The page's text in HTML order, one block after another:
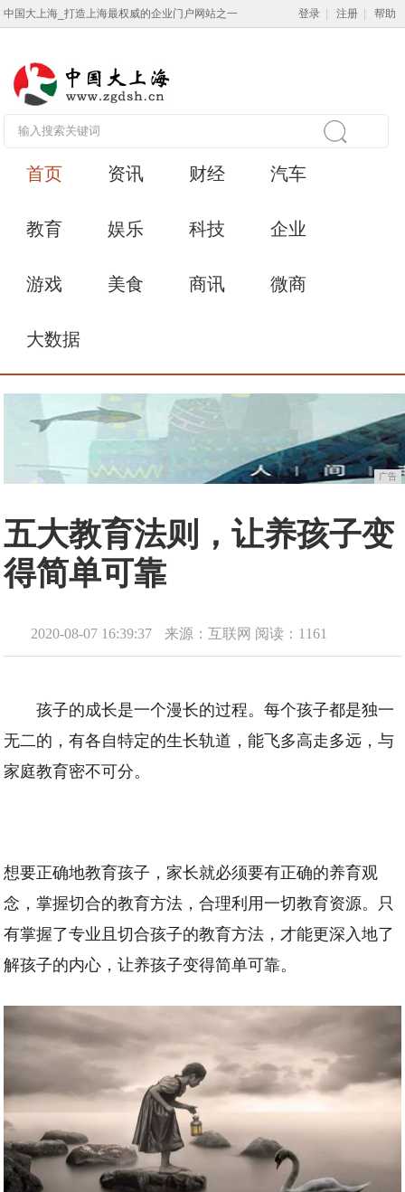
中国大上海_打造上海最权威的企业门户网站之一 登录 注册 帮助
首页 资讯 财经 汽车
教育 娱乐 科技 企业
游戏 美食 商讯 微商
大数据
广告
五大教育法则，让养孩子变
得简单可靠
2020-08-07 16:39:37 来源：互联网 阅读：1161
孩子的成长是一个漫长的过程。每个孩子都是独一
无二的，有各自特定的生长轨道，能飞多高走多远，与
家庭教育密不可分。
想要正确地教育孩子，家长就必须要有正确的养育观
念，掌握切合的教育方法，合理利用一切教育资源。只
有掌握了专业且切合孩子的教育方法，才能更深入地了
解孩子的内心，让养孩子变得简单可靠。